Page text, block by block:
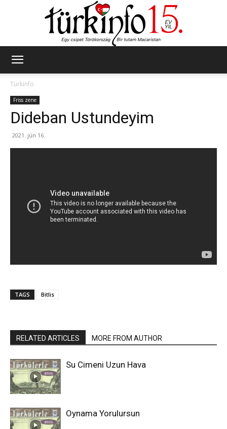
Türkinfo
Friss zene
Dideban Ustundeyim
2021. jún 16.
TAGS Bitlis
RELATED ARTICLES MORE FROM AUTHOR
Su Cimeni Uzun Hava
Oynama Yorulursun